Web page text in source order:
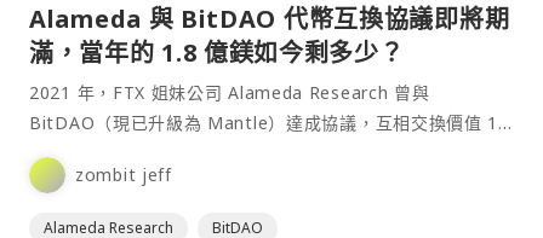
Alameda 與 BitDAO 代幣互換協議即將期
滿，當年的 1.8 億鎂如今剩多少？
2021 年，FTX 姐妹公司 Alameda Research 曾與
BitDAO（現已升級為 Mantle）達成協議，互相交換價值 1.8
億美元的 BIT 與 FTT 代幣，BitDAO 當時用 1 億顆 BIT 與
Alameda Research 交換 336⋯
zombit jeff
Alameda Research BitDAO